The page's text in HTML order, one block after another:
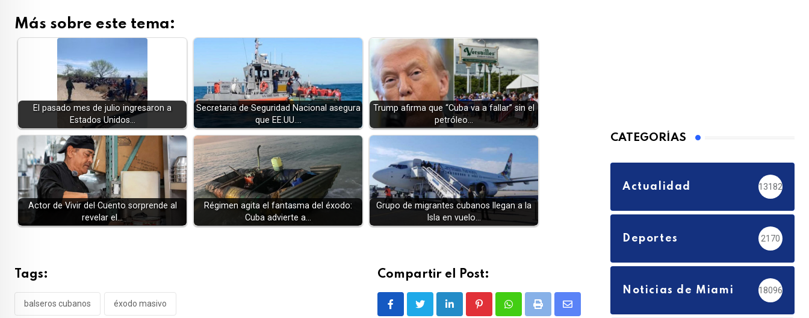
Más sobre este tema:
El pasado mes de julio ingresaron a
Estados Unidos…
Secretaria de Seguridad Nacional asegura
que EE.UU.…
Trump afirma que “Cuba va a fallar” sin el
petróleo…
Actor de Vivir del Cuento sorprende al
revelar el…
Régimen agita el fantasma del éxodo:
Cuba advierte a…
Grupo de migrantes cubanos llegan a la
Isla en vuelo…
Tags:
balseros cubanos éxodo masivo
Compartir el Post:
LinkedIn PinterestWhatsappPrint
Share
CATEGORÍAS
Actualidad 13182
Deportes 2170
Noticias de Miami 18096